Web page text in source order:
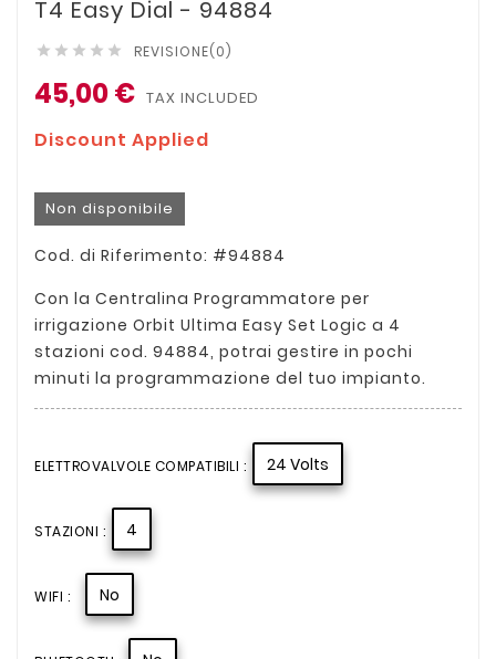
T4 Easy Dial - 94884
     REVISIONE(0)
45,00 € TAX INCLUDED
Discount Applied
Non disponibile
Cod. di Riferimento: #94884
Con la Centralina Programmatore per
irrigazione Orbit Ultima Easy Set Logic a 4
stazioni cod. 94884, potrai gestire in pochi
minuti la programmazione del tuo impianto.
ELETTROVALVOLE COMPATIBILI : 24 Volts
STAZIONI : 4
WIFI : No